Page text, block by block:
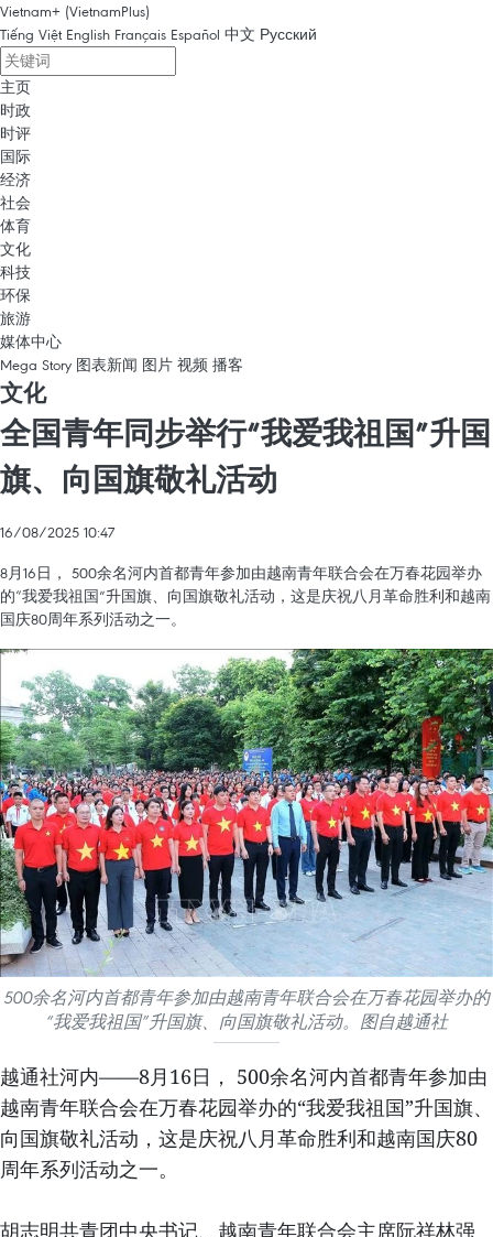
Vietnam+ (VietnamPlus)
Tiếng Việt English Français Español 中文 Русский
主页
时政
时评
国际
经济
社会
体育
文化
科技
环保
旅游
媒体中心
Mega Story 图表新闻 图片 视频 播客
文化
全国青年同步举行“我爱我祖国”升国
旗、向国旗敬礼活动
16/08/2025 10:47
8月16日， 500余名河内首都青年参加由越南青年联合会在万春花园举办
的“我爱我祖国”升国旗、向国旗敬礼活动，这是庆祝八月革命胜利和越南
国庆80周年系列活动之一。
500余名河内首都青年参加由越南青年联合会在万春花园举办的
“我爱我祖国”升国旗、向国旗敬礼活动。图自越通社
越通社河内——8月16日， 500余名河内首都青年参加由
越南青年联合会在万春花园举办的“我爱我祖国”升国旗、
向国旗敬礼活动，这是庆祝八月革命胜利和越南国庆80
周年系列活动之一。
胡志明共青团中央书记、越南青年联合会主席阮祥林强